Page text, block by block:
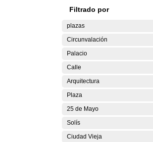
Filtrado por
plazas
Circunvalación
Palacio
Calle
Arquitectura
Plaza
25 de Mayo
Solís
Ciudad Vieja